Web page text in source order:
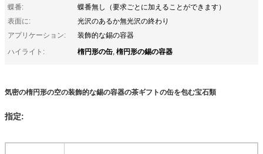
蝶番:
蝶番無し（要求ごとに加えることができます）
表面に:
光沢のあるか無光沢の終わり
アプリケーション:
装飾的な錫の容器
ハイライト:
楕円形の缶, 楕円形の錫の容器
気密の楕円形の空の装飾的な錫の容器の茶ギフトの缶を包む宝石類
指定: